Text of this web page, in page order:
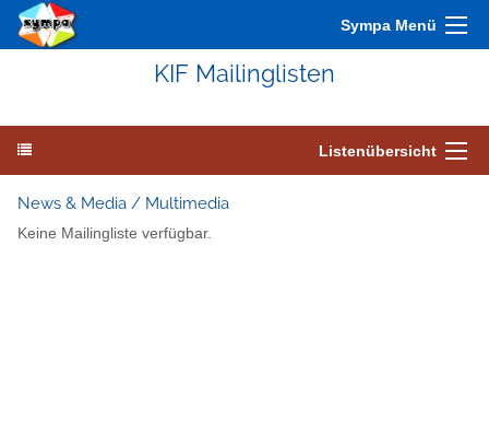
Sympa Menü
KIF Mailinglisten
Listenübersicht
News & Media / Multimedia
Keine Mailingliste verfügbar.